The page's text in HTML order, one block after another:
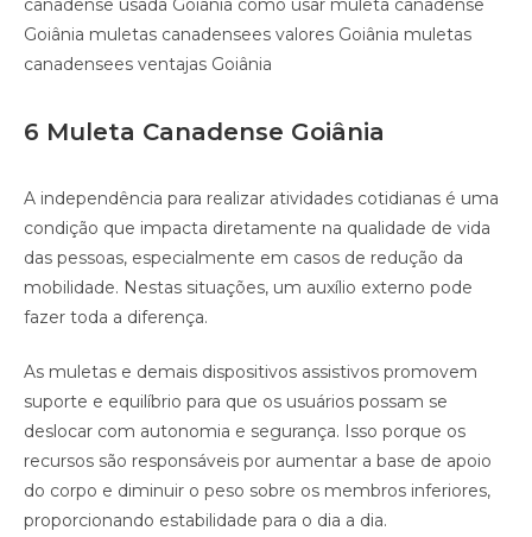
canadense usada Goiânia como usar muleta canadense
Goiânia muletas canadensees valores Goiânia muletas
canadensees ventajas Goiânia
6 Muleta Canadense Goiânia
A independência para realizar atividades cotidianas é uma
condição que impacta diretamente na qualidade de vida
das pessoas, especialmente em casos de redução da
mobilidade. Nestas situações, um auxílio externo pode
fazer toda a diferença.
As muletas e demais dispositivos assistivos promovem
suporte e equilíbrio para que os usuários possam se
deslocar com autonomia e segurança. Isso porque os
recursos são responsáveis por aumentar a base de apoio
do corpo e diminuir o peso sobre os membros inferiores,
proporcionando estabilidade para o dia a dia.